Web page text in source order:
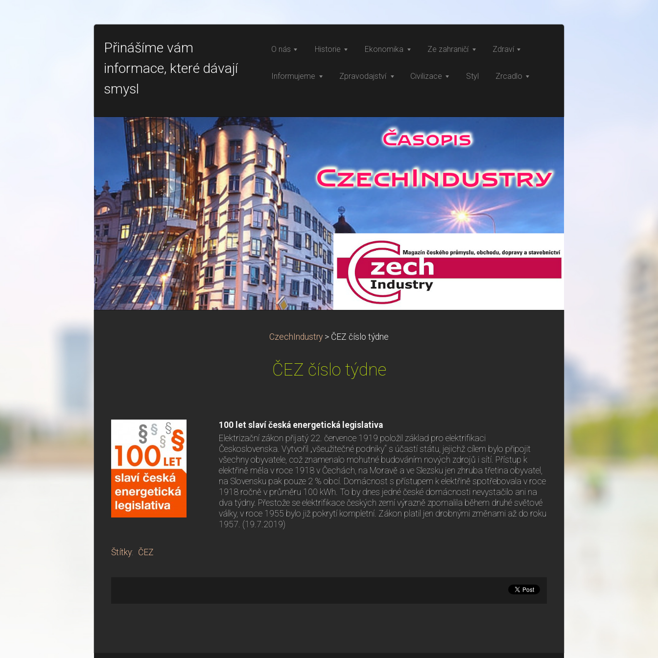
Přinášíme vám
informace, které dávají
smysl
O nás Historie Ekonomika Ze zahraničí Zdraví
Informujeme Zpravodajství Civilizace Styl Zrcadlo
CzechIndustry > ČEZ číslo týdne
ČEZ číslo týdne
100 let slaví česká energetická legislativa
Elektrizační zákon přijatý 22. července 1919 položil základ pro elektrifikaci
Československa. Vytvořil „všeužitečné podniky“ s účastí státu, jejichž cílem bylo připojit
všechny obyvatele, což znamenalo mohutné budováním nových zdrojů i sítí. Přístup k
elektřině měla v roce 1918 v Čechách, na Moravě a ve Slezsku jen zhruba třetina obyvatel,
na Slovensku pak pouze 2 % obcí. Domácnost s přístupem k elektřině spotřebovala v roce
1918 ročně v průměru 100 kWh. To by dnes jedné české domácnosti nevystačilo ani na
dva týdny. Přestože se elektrifikace českých zemí výrazně zpomalila během druhé světové
války, v roce 1955 bylo již pokrytí kompletní. Zákon platil jen drobnými změnami až do roku
1957. (19.7.2019)
Štítky: ČEZ